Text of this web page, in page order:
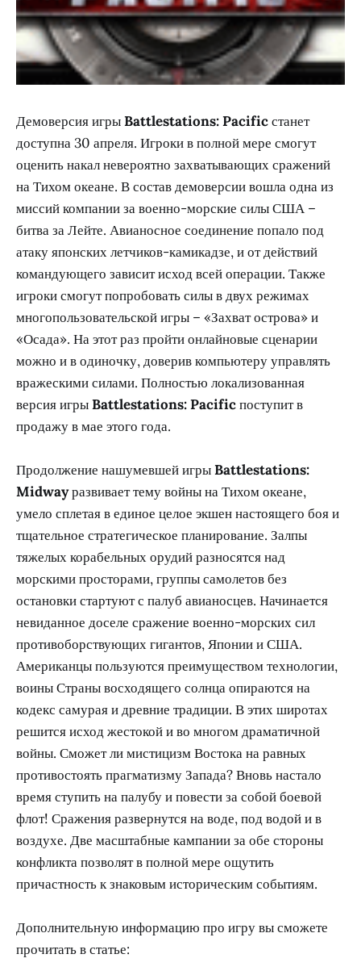
Демоверсия игрыBattlestations: Pacificстанет
доступна 30 апреля. Игроки в полной мере смогут
оценить накал невероятно захватывающих сражений
на Тихом океане. В состав демоверсии вошла одна из
миссий компании за военно-морские силы США –
битва за Лейте. Авианосное соединение попало под
атаку японских летчиков-камикадзе, и от действий
командующего зависит исход всей операции. Также
игроки смогут попробовать силы в двух режимах
многопользовательской игры – «Захват острова» и
«Осада». На этот раз пройти онлайновые сценарии
можно и в одиночку, доверив компьютеру управлять
вражескими силами. Полностью локализованная
версия игрыBattlestations: Pacificпоступит в
продажу в мае этого года.
Продолжение нашумевшей игрыBattlestations:
Midwayразвивает тему войны на Тихом океане,
умело сплетая в единое целое экшен настоящего боя и
тщательное стратегическое планирование. Залпы
тяжелых корабельных орудий разносятся над
морскими просторами, группы самолетов без
остановки стартуют с палуб авианосцев. Начинается
невиданное доселе сражение военно-морских сил
противоборствующих гигантов, Японии и США.
Американцы пользуются преимуществом технологии,
воины Страны восходящего солнца опираются на
кодекс самурая и древние традиции. В этих широтах
решится исход жестокой и во многом драматичной
войны. Сможет ли мистицизм Востока на равных
противостоять прагматизму Запада? Вновь настало
время ступить на палубу и повести за собой боевой
флот! Сражения развернутся на воде, под водой и в
воздухе. Две масштабные кампании за обе стороны
конфликта позволят в полной мере ощутить
причастность к знаковым историческим событиям.
Дополнительную информацию про игру вы сможете
прочитать в статье: